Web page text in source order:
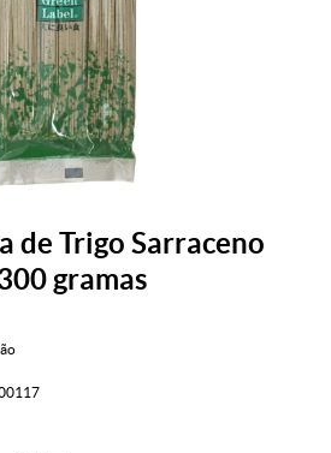
de Trigo Sarraceno
gramas